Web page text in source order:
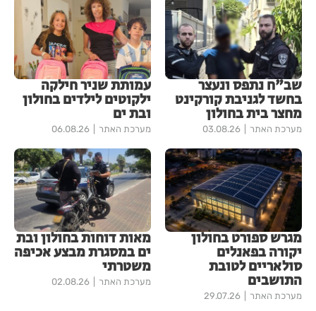
שב"ח נתפס ונעצר
בחשד לגניבת קורקינט
מחצר בית בחולון
מערכת האתר 03.08.26
עמותת שניר חילקה
ילקוטים לילדים בחולון
ובת ים
מערכת האתר 06.08.26
מגרש ספורט בחולון
יקורה בפאנלים
סולאריים לטובת
התושבים
מערכת האתר 29.07.26
מאות דוחות בחולון ובת
ים במסגרת מבצע אכיפה
משטרתי
מערכת האתר 02.08.26